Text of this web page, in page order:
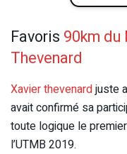
Favoris 90km du
Thevenard
Xavier thevenardjuste
avait confirmé sa
toute logique le
l’UTMB 2019.